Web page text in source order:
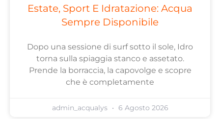
Estate, Sport E Idratazione: Acqua
Sempre Disponibile
Dopo una sessione di surf sotto il sole, Idro
torna sulla spiaggia stanco e assetato.
Prende la borraccia, la capovolge e scopre
che è completamente
admin_acqualys 6 Agosto 2026